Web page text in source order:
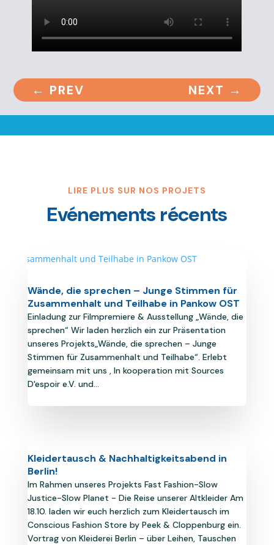
← PREV NEXT →
LIRE PLUS SUR NOS PROJETS
Evénements récents
Wände, die sprechen – Junge Stimmen für
Zusammenhalt und Teilhabe in Pankow OST
Einladung zur Filmpremiere & Ausstellung „Wände, die
sprechen“ Wir laden herzlich ein zur Präsentation
unseres Projekts„Wände, die sprechen – Junge
Stimmen für Zusammenhalt und Teilhabe“. Erlebt
gemeinsam mit uns , In kooperation mit Sources
D'espoir e.V. und...
Kleidertausch & Nachhaltigkeitsabend in
Berlin!
Im Rahmen unseres Projekts Fast Fashion-Slow
Justice-Slow Planet - Die Reise unserer Altkleider Am
18.10. laden wir euch herzlich zum Kleidertausch im
Conscious Fashion Store by Peek & Cloppenburg ein.
Vortrag von Kleiderei Berlin – über Leihen, Tauschen